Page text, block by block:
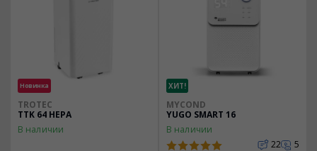
Новинка
TROTEC
TTK 64 HEPA
В наличии
ХИТ!
MYCOND
YUGO SMART 16
В наличии
22
5